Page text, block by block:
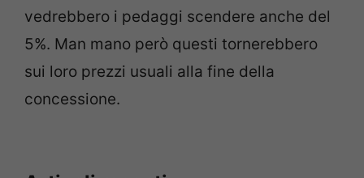
vedrebbero i pedaggi scendere anche del
5%. Man mano però questi tornerebbero
sui loro prezzi usuali alla fine della
concessione.